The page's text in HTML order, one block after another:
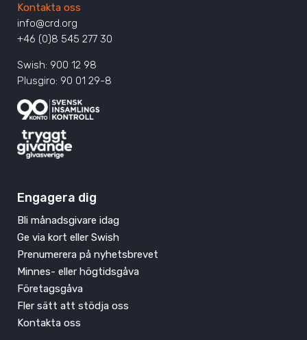
Kontakta oss
info@crd.org
+46 (0)8 545 277 30
Swish: 900 12 98
Plusgiro: 90 01 29-8
Engagera dig
Bli månadsgivare idag
Ge via kort eller Swish
Prenumerera på nyhetsbrevet
Minnes- eller högtidsgåva
Företagsgåva
Fler sätt att stödja oss
Kontakta oss